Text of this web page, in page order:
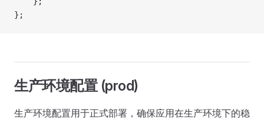
};
生产环境配置 (prod)
生产环境配置用于正式部署，确保应用在生产环境下的稳